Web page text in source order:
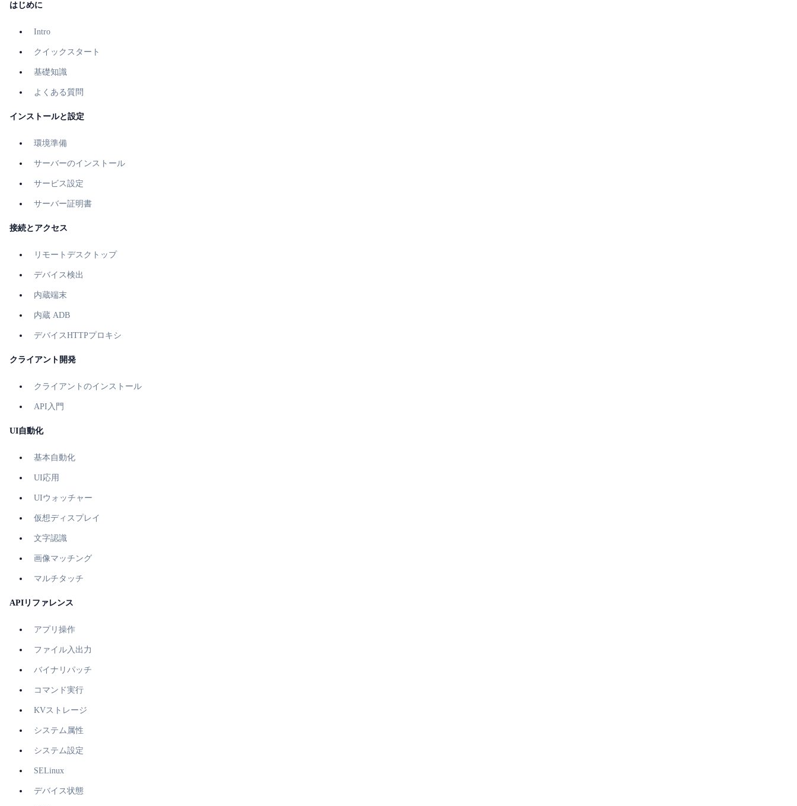
はじめに
Intro
クイックスタート
基礎知識
よくある質問
インストールと設定
環境準備
サーバーのインストール
サービス設定
サーバー証明書
接続とアクセス
リモートデスクトップ
デバイス検出
内蔵端末
内蔵 ADB
デバイスHTTPプロキシ
クライアント開発
クライアントのインストール
API入門
UI自動化
基本自動化
UI応用
UIウォッチャー
仮想ディスプレイ
文字認識
画像マッチング
マルチタッチ
APIリファレンス
アプリ操作
ファイル入出力
バイナリパッチ
コマンド実行
KVストレージ
システム属性
システム設定
SELinux
デバイス状態